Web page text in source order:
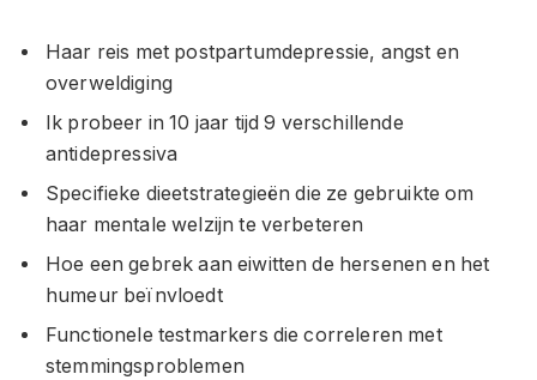
Haar reis met postpartumdepressie, angst en
overweldiging
Ik probeer in 10 jaar tijd 9 verschillende
antidepressiva
Specifieke dieetstrategieën die ze gebruikte om
haar mentale welzijn te verbeteren
Hoe een gebrek aan eiwitten de hersenen en het
humeur beïnvloedt
Functionele testmarkers die correleren met
stemmingsproblemen